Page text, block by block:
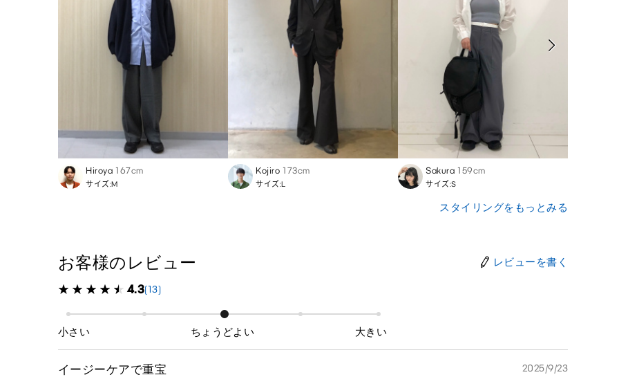
Hiroya 167cm
サイズ:M
Kojiro 173cm
サイズ:L
Sakura 159cm
サイズ:S
スタイリングをもっとみる
お客様のレビュー レビューを書く
4.3(13)
小さい ちょうどよい 大きい
イージーケアで重宝 2025/9/23